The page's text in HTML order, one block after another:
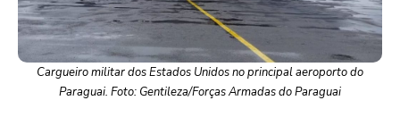
Cargueiro militar dos Estados Unidos no principal aeroporto do
Paraguai. Foto: Gentileza/Forças Armadas do Paraguai